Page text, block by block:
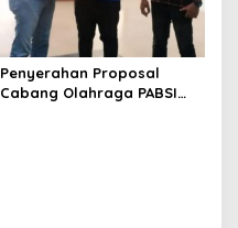
Penyerahan Proposal
Cabang Olahraga PABSI